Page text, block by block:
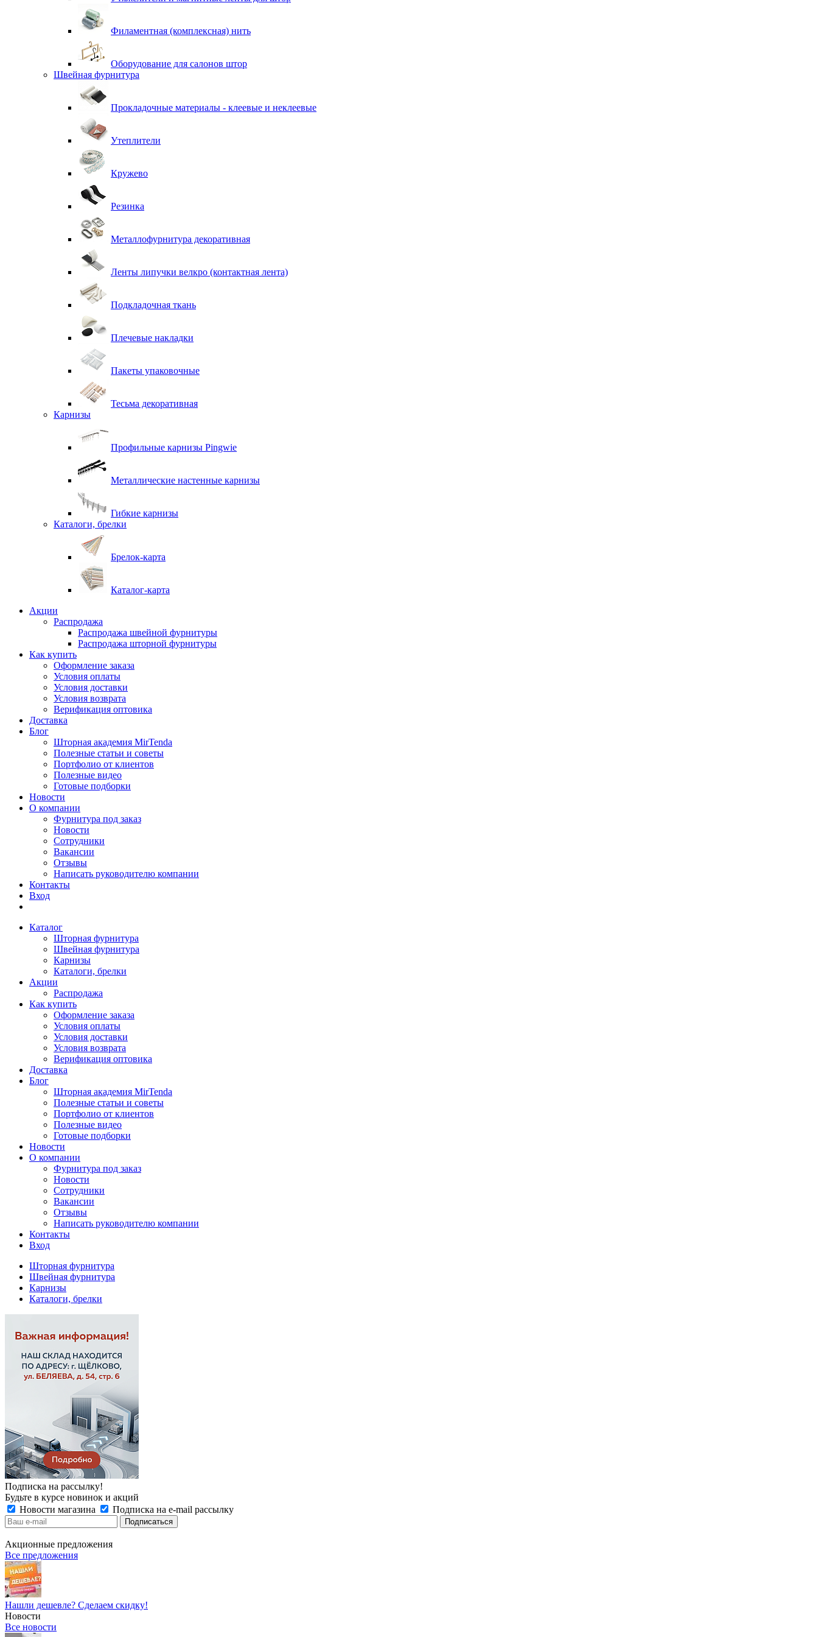
Филаментная (комплексная) нить
Оборудование для салонов штор
Швейная фурнитура
Прокладочные материалы - клеевые и неклеевые
Утеплители
Кружево
Резинка
Металлофурнитура декоративная
Ленты липучки велкро (контактная лента)
Подкладочная ткань
Плечевые накладки
Пакеты упаковочные
Тесьма декоративная
Карнизы
Профильные карнизы Pingwie
Металлические настенные карнизы
Гибкие карнизы
Каталоги, брелки
Брелок-карта
Каталог-карта
Акции
Распродажа
Распродажа швейной фурнитуры
Распродажа шторной фурнитуры
Как купить
Оформление заказа
Условия оплаты
Условия доставки
Условия возврата
Верификация оптовика
Доставка
Блог
Шторная академия MirTenda
Полезные статьи и советы
Портфолио от клиентов
Полезные видео
Готовые подборки
Новости
О компании
Фурнитура под заказ
Новости
Сотрудники
Вакансии
Отзывы
Написать руководителю компании
Контакты
Вход
Каталог
Шторная фурнитура
Швейная фурнитура
Карнизы
Каталоги, брелки
Акции
Распродажа
Как купить
Оформление заказа
Условия оплаты
Условия доставки
Условия возврата
Верификация оптовика
Доставка
Блог
Шторная академия MirTenda
Полезные статьи и советы
Портфолио от клиентов
Полезные видео
Готовые подборки
Новости
О компании
Фурнитура под заказ
Новости
Сотрудники
Вакансии
Отзывы
Написать руководителю компании
Контакты
Вход
Шторная фурнитура
Швейная фурнитура
Карнизы
Каталоги, брелки
Подписка на рассылку!
Будьте в курсе новинок и акций
Новости магазина
Подписка на e-mail рассылку
Акционные предложения
Все предложения
Нашли дешевле? Сделаем скидку!
Новости
Все новости